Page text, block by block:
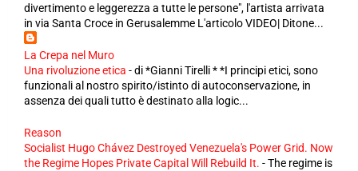
divertimento e leggerezza a tutte le persone", l'artista arrivata
in via Santa Croce in Gerusalemme L'articolo VIDEO| Ditone...
La Crepa nel Muro
Una rivoluzione etica -di *Gianni Tirelli * *I principi etici, sono
funzionali al nostro spirito/istinto di autoconservazione, in
assenza dei quali tutto è destinato alla logic...
Reason
Socialist Hugo Chávez Destroyed Venezuela's Power Grid. Now
the Regime Hopes Private Capital Will Rebuild It. -The regime is